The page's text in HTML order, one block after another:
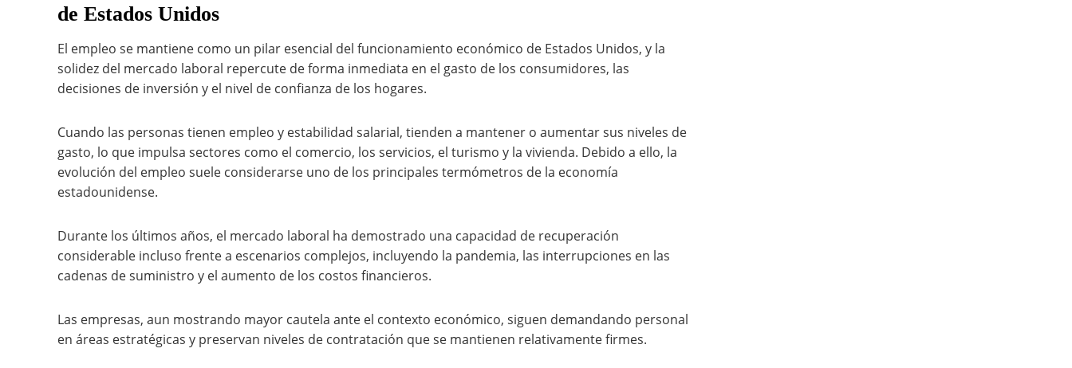
de Estados Unidos
El empleo se mantiene como un pilar esencial del funcionamiento económico de Estados Unidos, y la
solidez del mercado laboral repercute de forma inmediata en el gasto de los consumidores, las
decisiones de inversión y el nivel de confianza de los hogares.
Cuando las personas tienen empleo y estabilidad salarial, tienden a mantener o aumentar sus niveles de
gasto, lo que impulsa sectores como el comercio, los servicios, el turismo y la vivienda. Debido a ello, la
evolución del empleo suele considerarse uno de los principales termómetros de la economía
estadounidense.
Durante los últimos años, el mercado laboral ha demostrado una capacidad de recuperación
considerable incluso frente a escenarios complejos, incluyendo la pandemia, las interrupciones en las
cadenas de suministro y el aumento de los costos financieros.
Las empresas, aun mostrando mayor cautela ante el contexto económico, siguen demandando personal
en áreas estratégicas y preservan niveles de contratación que se mantienen relativamente firmes.